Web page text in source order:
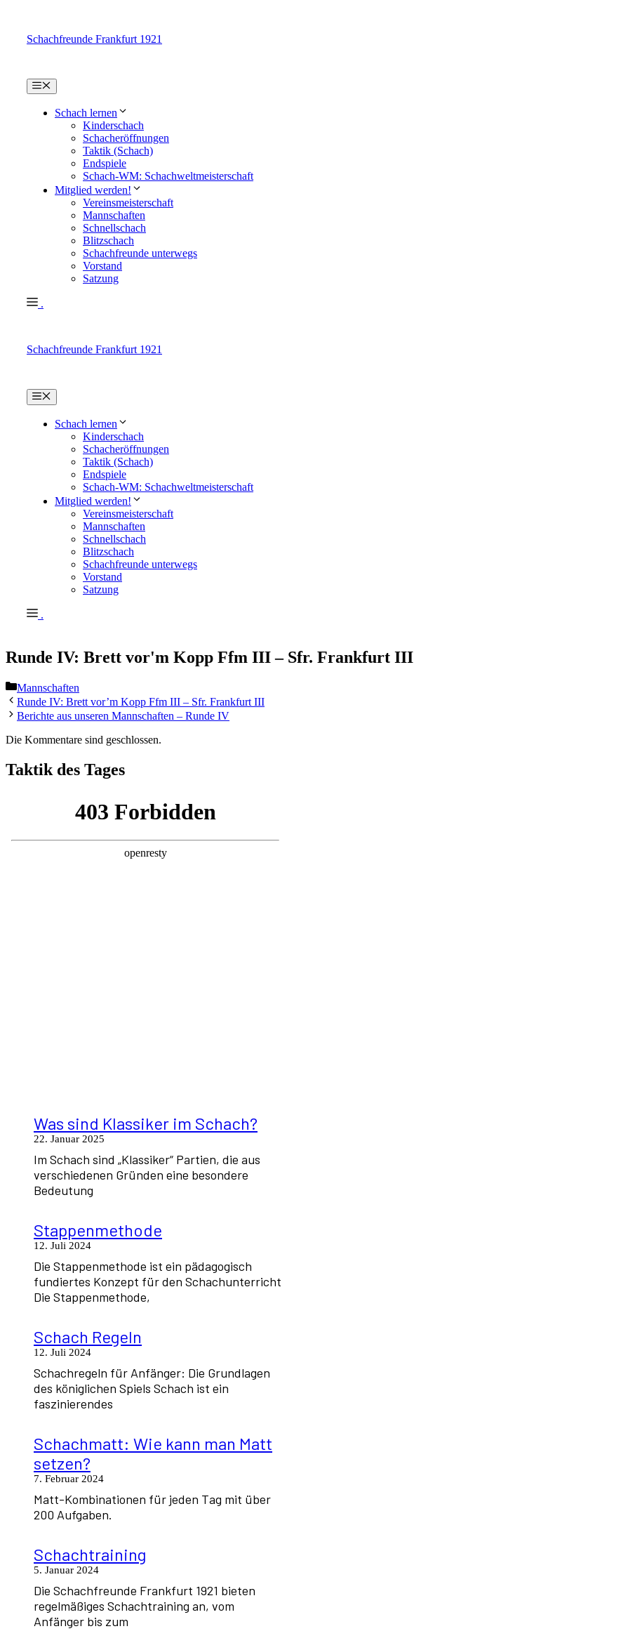
springenSchachfreunde Frankfurt 1921
Menü
Schach lernen
Kinderschach
Schacheröffnungen
Taktik (Schach)
Endspiele
Schach-WM: Schachweltmeisterschaft
Mitglied werden!
Vereinsmeisterschaft
Mannschaften
Schnellschach
Blitzschach
Schachfreunde unterwegs
Vorstand
Satzung
.
Schachfreunde Frankfurt 1921
Menü
Schach lernen
Kinderschach
Schacheröffnungen
Taktik (Schach)
Endspiele
Schach-WM: Schachweltmeisterschaft
Mitglied werden!
Vereinsmeisterschaft
Mannschaften
Schnellschach
Blitzschach
Schachfreunde unterwegs
Vorstand
Satzung
.
Runde IV: Brett vor'm Kopp Ffm III – Sfr. Frankfurt III
Kategorien
Mannschaften
Runde IV: Brett vor’m Kopp Ffm III – Sfr. Frankfurt III
Berichte aus unseren Mannschaften – Runde IV
Die Kommentare sind geschlossen.
Taktik des Tages
Was sind Klassiker im Schach?
22. Januar 2025
Im Schach sind „Klassiker“ Partien, die aus
verschiedenen Gründen eine besondere
Bedeutung
Stappenmethode
12. Juli 2024
Die Stappenmethode ist ein pädagogisch
fundiertes Konzept für den Schachunterricht
Die Stappenmethode,
Schach Regeln
12. Juli 2024
Schachregeln für Anfänger: Die Grundlagen
des königlichen Spiels Schach ist ein
faszinierendes
Schachmatt: Wie kann man Matt
setzen?
7. Februar 2024
Matt-Kombinationen für jeden Tag mit über
200 Aufgaben.
Schachtraining
5. Januar 2024
Die Schachfreunde Frankfurt 1921 bieten
regelmäßiges Schachtraining an, vom
Anfänger bis zum